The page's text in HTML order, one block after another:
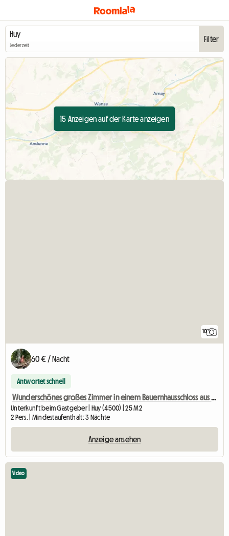
Jederzeit
Filter
15 Anzeigen auf der Karte anzeigen
10
60 € / Nacht
Antwortet schnell
Wunderschönes großes Zimmer in einem Bauernhausschloss aus dem 18. Jahrhundert
Unterkunft beim Gastgeber | Huy (4500) | 25 M2
2 Pers. | Mindestaufenthalt: 3 Nächte
Anzeige ansehen
Video